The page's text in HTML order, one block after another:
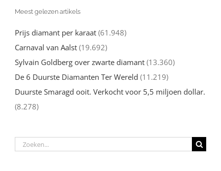
Meest gelezen artikels
Prijs diamant per karaat (61.948)
Carnaval van Aalst (19.692)
Sylvain Goldberg over zwarte diamant (13.360)
De 6 Duurste Diamanten Ter Wereld (11.219)
Duurste Smaragd ooit. Verkocht voor 5,5 miljoen dollar.
(8.278)
Zoeken